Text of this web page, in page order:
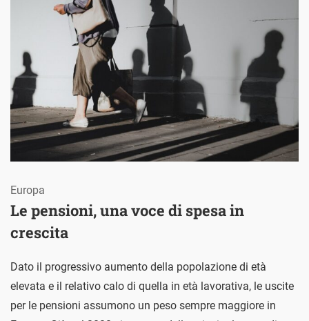
Le pensioni, una voce di spesa in
crescita
Europa
Dato il progressivo aumento della popolazione di età
elevata e il relativo calo di quella in età lavorativa, le uscite
per le pensioni assumono un peso sempre maggiore in